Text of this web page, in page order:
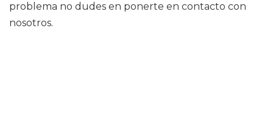
problema no dudes en ponerte en contacto con
nosotros.